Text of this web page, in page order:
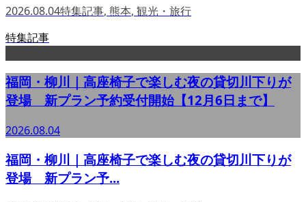
2026.08.04特集記事, 熊本, 観光・旅行
特集記事
福岡・柳川｜高座椅子で楽しむ夜の貸切川下りが
登場 新プラン予約受付開始【12月6日まで】
2026.08.04
福岡・柳川｜高座椅子で楽しむ夜の貸切川下りが
登場 新プラン予...